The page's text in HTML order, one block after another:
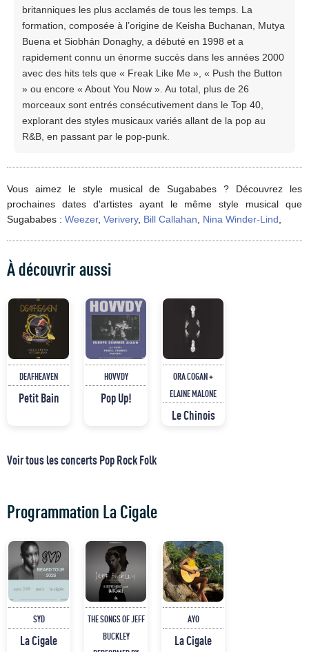
britanniques les plus acclamés de tous les temps. La
formation, composée à l’origine de Keisha Buchanan, Mutya
Buena et Siobhán Donaghy, a débuté en 1998 et a
rapidement connu un énorme succès dans les années 2000
avec des hits tels que « Freak Like Me », « Push the Button
» ou encore « About You Now ». Au total, plus de 26
morceaux sont entrés consécutivement dans le Top 40,
explorant des styles musicaux variés allant de la pop au
R&B, en passant par le pop-punk.
Vous aimez le style musical de Sugababes ? Découvrez les
prochaines dates d'artistes ayant le même style musical que
Sugababes : Weezer, Verivery, Bill Callahan Nina Winder-Lind
À découvrir aussi
DEAFHEAVEN
Petit Bain
HOVVDY
Pop Up!
ORA COGAN +
ELAINE MALONE
Le Chinois
Voir tous les concerts Pop Rock Folk
Programmation La Cigale
SYD
La Cigale
THE SONGS OF JEFF
BUCKLEY
AYO
La Cigale